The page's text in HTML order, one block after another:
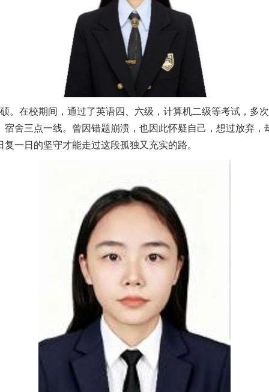
。 在校期间， 通过了英语四、六级，计算机二级等考试，多
舍三点一线。曾因错题崩溃，也因此怀疑自己，想过放弃
一日的坚守才能走过这段孤独又充实的路。